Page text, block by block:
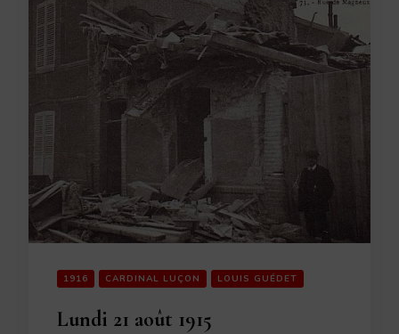
1916 CARDINAL LUÇON LOUIS GUÉDET
Lundi 21 août 1915